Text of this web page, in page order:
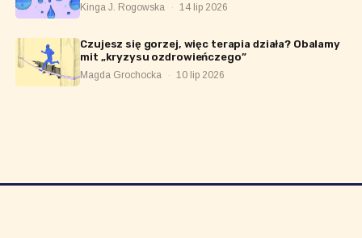
Kinga J. Rogowska · 14 lip 2026
Czujesz się gorzej, więc terapia działa? Obalamy
mit „kryzysu ozdrowieńczego”
Magda Grochocka · 10 lip 2026